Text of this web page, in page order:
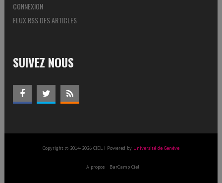
CONNEXION
FLUX RSS DES ARTICLES
SUIVEZ NOUS
Copyright © 2014-2026 CIEL | Powered by Université de Genève
A propos BarCamp Ciel